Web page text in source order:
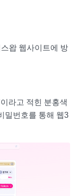
왑 웹사이트에 방
라고 적힌 분홍색
밀번호를 통해 웹3